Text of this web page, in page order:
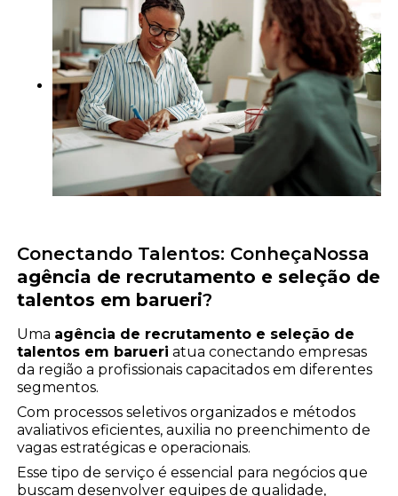
Conectando Talentos: ConheçaNossa
agência de recrutamento e seleção de
talentos em barueri?
Uma agência de recrutamento e seleção de
talentos em barueri atua conectando empresas
da região a profissionais capacitados em diferentes
segmentos.
Com processos seletivos organizados e métodos
avaliativos eficientes, auxilia no preenchimento de
vagas estratégicas e operacionais.
Esse tipo de serviço é essencial para negócios que
buscam desenvolver equipes de qualidade,